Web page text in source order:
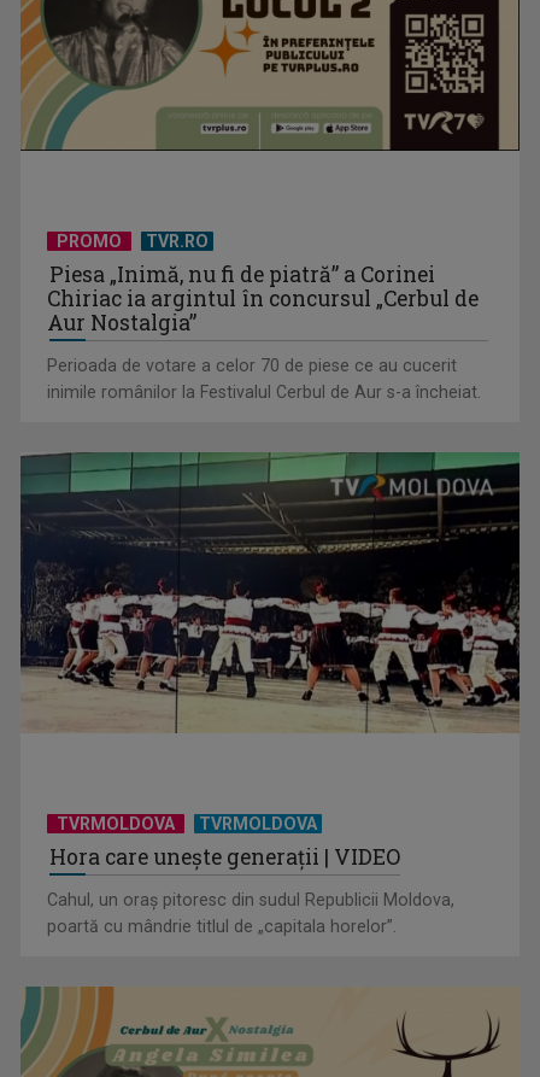
„Cap Compas” ne poartă în inima Italiei: Umbria, între
credință, istorie și ...
„Frații Jderi”, superproducția inspirată din opera lui Mihail
PROMO TVR.RO
Piesa „Inimă, nu fi de piatră” a Corinei
Chiriac ia argintul în concursul „Cerbul de
Aur Nostalgia”
Perioada de votare a celor 70 de piese ce au cucerit
inimile românilor la Festivalul Cerbul de Aur s-a încheiat.
TVRMOLDOVA TVRMOLDOVA
Hora care unește generații | VIDEO
Cahul, un oraș pitoresc din sudul Republicii Moldova,
poartă cu mândrie titlul de „capitala horelor”.